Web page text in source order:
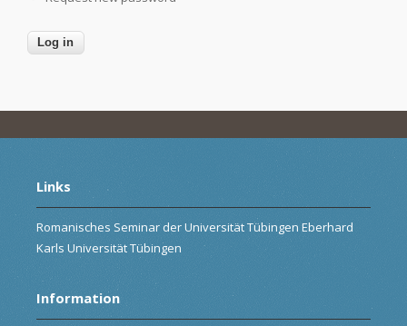
Links
Romanisches Seminar der Universität Tübingen Eberhard
Karls Universität Tübingen
Information